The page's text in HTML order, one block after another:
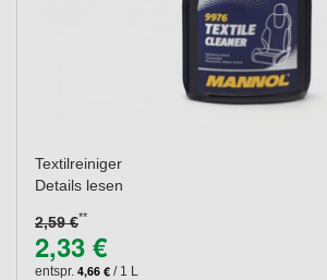
Textilreiniger
Details lesen
2,59 €**
2,33 €
entspr. 4,66 € / 1 L